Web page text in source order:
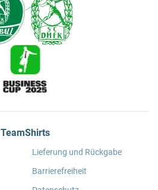
TeamShirts
Lieferung und Rückgabe
Barrierefreiheit